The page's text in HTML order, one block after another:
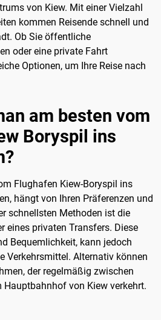
von Kiew. Mit einer Vielzahl
kommen Reisende schnell und
Ob Sie öffentliche
oder eine private Fahrt
Optionen, um Ihre Reise nach
am besten vom
Boryspil ins
Flughafen Kiew-Boryspil ins
hängt von Ihren Präferenzen und
schnellsten Methoden ist die
eines privaten Transfers. Diese
Bequemlichkeit, kann jedoch
Verkehrsmittel. Alternativ können
der regelmäßig zwischen
von Kiew verkehrt.